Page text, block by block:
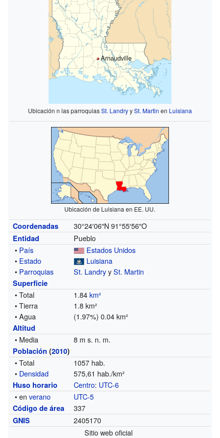
Arnaudville
Ubicación n las parroquiasSt. LandryySt. Martin en Luisiana
Ubicación de Luisiana en EE. UU.
Coordenadas 30°24′06″N 91°55′56″O
Entidad
Pueblo
• País
Estados Unidos
• Estado
Luisiana
• Parroquias St. LandryySt. Martin
Superficie
• Total 1.84km²
• Tierra
1.8 km²
• Agua
(1.97%) 0.04 km²
Altitud
• Media 8 m s. n. m.
Población (2010)
• Total
1057 hab.
• Densidad 575,61 hab./km²
Huso horario Centro: UTC-6
• enverano UTC-5
Código de área 337
GNIS
2405170
Sitio web oficial